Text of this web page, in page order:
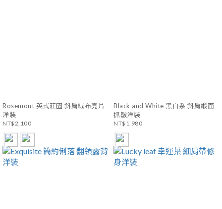
Rosemont 英式莊園 斜肩絨布亮片
洋裝
NT$2,100
Black and White 黑白系 斜肩緞面
抓皺洋裝
NT$1,980